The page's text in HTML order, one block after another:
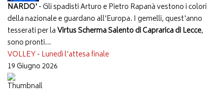
NARDO'- Gli spadisti Arturo e Pietro Rapanà vestono i colori
della nazionale e guardano all'Europa. I gemelli, quest'anno
tesserati per laVirtus Scherma Salento di Caprarica di Lecce,
sono pronti...
VOLLEY - Lunedì l'attesa finale
19 Giugno 2026